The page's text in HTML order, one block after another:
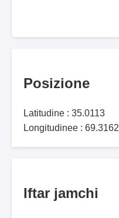
Posizione
Latitudine : 35.0113
Longitudinee : 69.3162
Iftar jamchi